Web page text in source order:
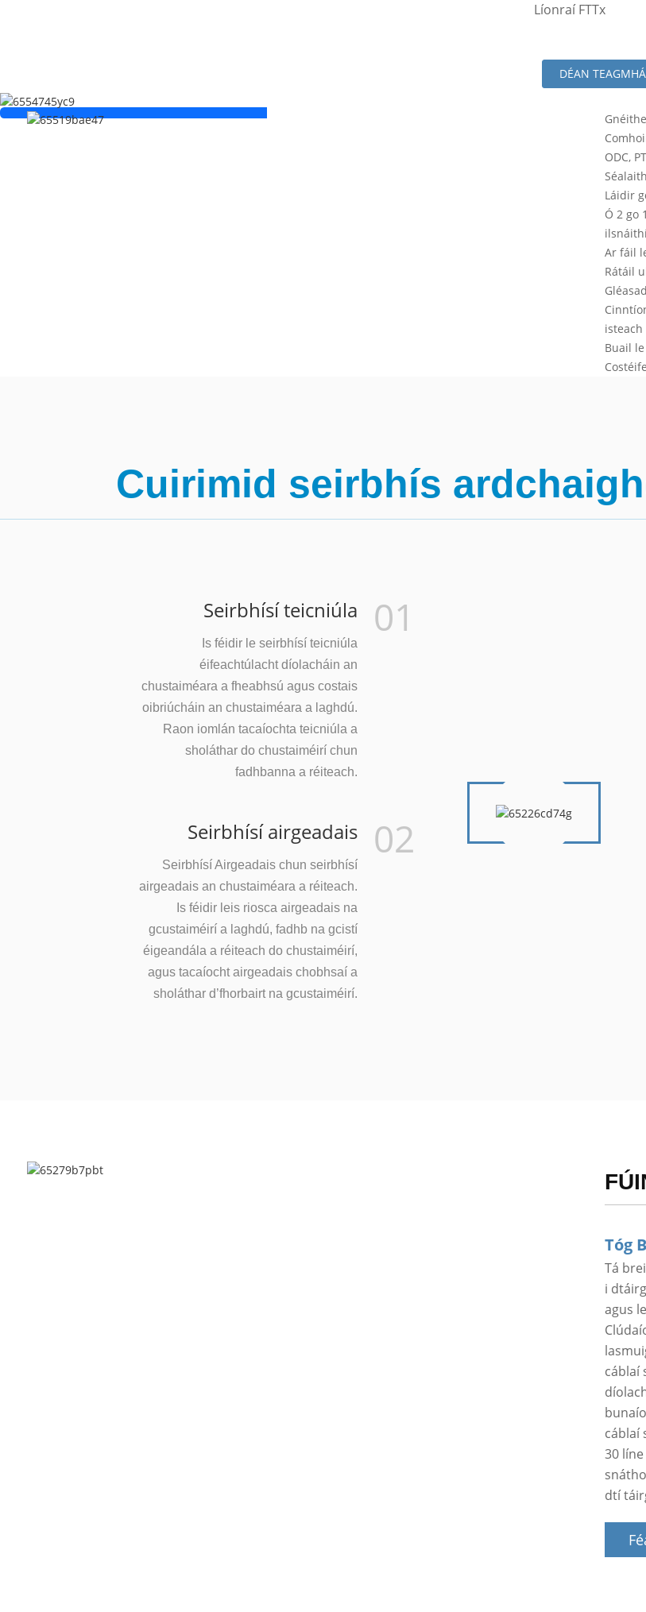
Líonraí FTTx
DÉAN
ODC,
Láidir
Ó 2 go
Ar fáil
Rátáil
Buail
Cuirimid seirbhís
01
Seirbhísí teicniúla
Is féidir le seirbhísí teicniúla
éifeachtúlacht díolacháin an
chustaiméara a fheabhsú agus costais
oibriúcháin an chustaiméara a laghdú.
Raon iomlán tacaíochta teicniúla a
sholáthar do chustaiméirí chun
fadhbanna a réiteach.
02
Seirbhísí airgeadais
Seirbhísí Airgeadais chun seirbhísí
airgeadais an chustaiméara a réiteach.
Is féidir leis riosca airgeadais na
gcustaiméirí a laghdú, fadhb na gcistí
éigeandála a réiteach do chustaiméirí,
agus tacaíocht airgeadais chobhsaí a
sholáthar d’fhorbairt na gcustaiméirí.
Tóg
Tá
i
agus
cáblaí
cáblaí
30
dtí